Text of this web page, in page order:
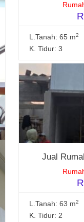
L.Tanah: 65 m2
K. Tidur: 3
Jual
L.Tanah: 63 m2
K. Tidur: 2